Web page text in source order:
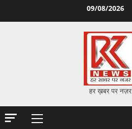
09/08/2026
हर ख़बर पर नज़र
Primary